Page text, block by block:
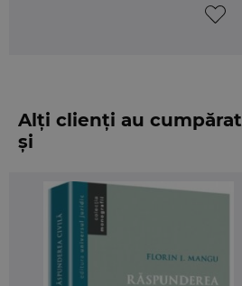
Alți clienți au cumpărat
și